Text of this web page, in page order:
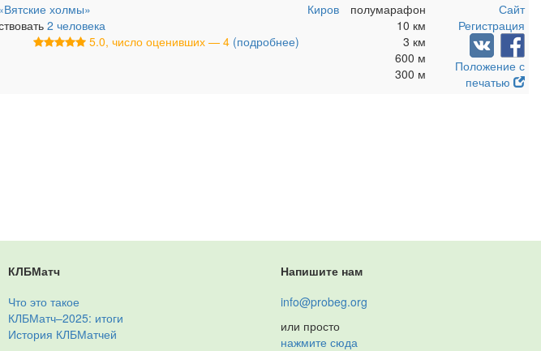
холмы»
2 человека
5.0, число оценивших — 4 (подробнее)
Киров
полумарафон
10 км
3 км
600 м
300 м
Сайт
Регистрация
Положение с
печатью
КЛБМатч
Что это такое
КЛБМатч–2025: итоги
История КЛБМатчей
Напишите нам
info@probeg.org
или просто
нажмите сюда